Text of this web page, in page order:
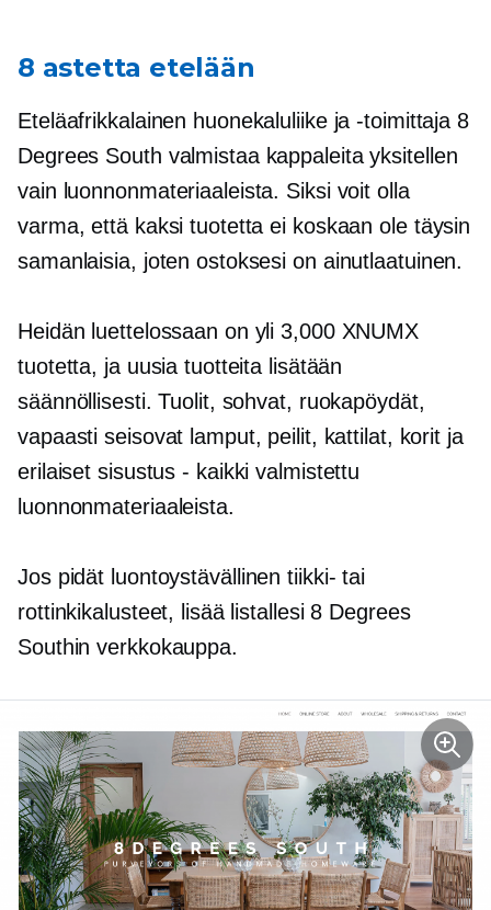
8 astetta etelään
Eteläafrikkalainen huonekaluliike ja -toimittaja 8
Degrees South valmistaa kappaleita yksitellen
vain luonnonmateriaaleista. Siksi voit olla
varma, että kaksi tuotetta ei koskaan ole täysin
samanlaisia, joten ostoksesi on ainutlaatuinen.
Heidän luettelossaan on yli 3,000 XNUMX
tuotetta, ja uusia tuotteita lisätään
säännöllisesti. Tuolit, sohvat, ruokapöydät,
vapaasti seisovat lamput, peilit, kattilat, korit ja
erilaisetsisustus - kaikki valmistettu
luonnonmateriaaleista.
Jos pidät luontoystävällinen tiikki- tai
rottinkikalusteet, lisää listallesi 8 Degrees
Southin verkkokauppa.